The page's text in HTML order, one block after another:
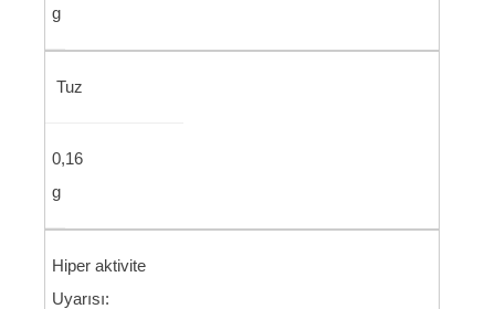
g
Tuz
0,16
g
Hiper aktivite
Uyarısı: